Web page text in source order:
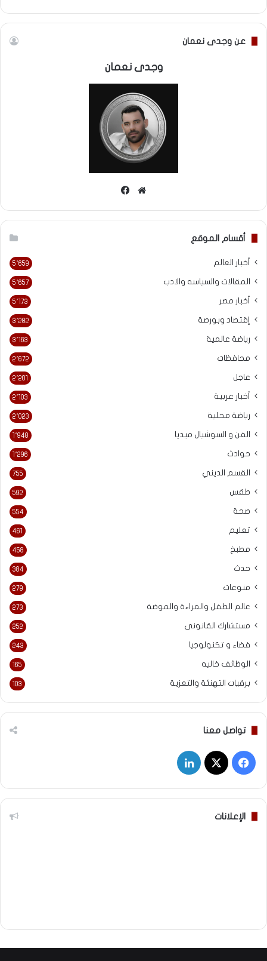
عن وجدى نعمان
وجدى نعمان
موقع
أقسام الموقع
أخبار العالم 5٬659
المقالات والسياسه والادب 5٬657
أخبار مصر 5٬173
إقتصاد وبورصة 3٬282
رياضة عالمية 3٬163
محافظات 2٬672
عاجل 2٬201
أخبار عربية 2٬103
رياضة محلية 2٬023
الفن و السوشيال ميديا 1٬948
حوادث 1٬296
القسم الديني 755
طقس 592
صحة 554
تعليم 461
مطبخ 458
حدث 384
منوعات 279
عالم الطفل والمراءة والموضة 273
مستشارك القانونى 252
فضاء و تكنولوجيا 243
الوظائف خاليه 165
برقيات التهنئة والتعزية 103
تواصل معنا
فيسبوك
‫X لينكدإن
الإعلانات